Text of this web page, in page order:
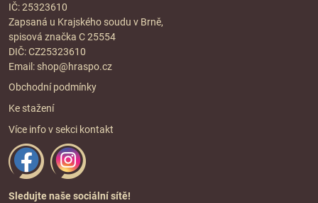
IČ: 25323610
Zapsaná u Krajského soudu v Brně,
spisová značka C 25554
DIČ: CZ25323610
Email: shop@hraspo.cz
Obchodní podmínky
Ke stažení
Více info v sekci kontakt
Sledujte naše sociální sítě!